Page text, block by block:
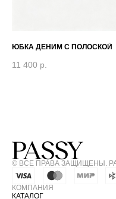
ЮБКА ДЕНИМ С ПОЛОСКОЙ
11 400 р.
© ВСЕ ПРАВА ЗАЩИЩЕНЫ.
КОМПАНИЯ
КАТАЛОГ